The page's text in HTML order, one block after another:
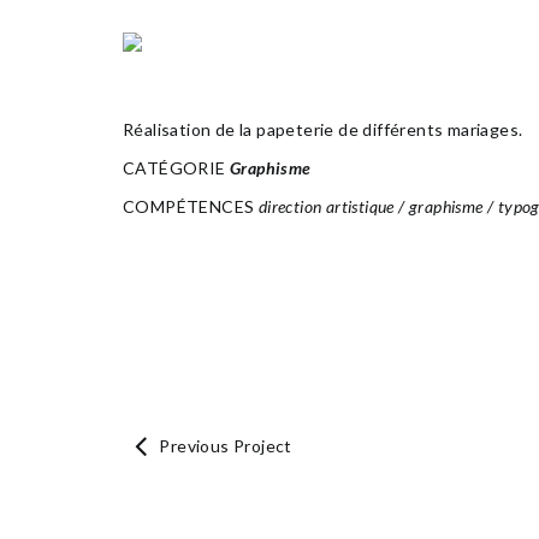
Réalisation de la papeterie de différents mariages.
CATÉGORIE Graphisme
COMPÉTENCES direction artistique / graphisme /
Previous Project